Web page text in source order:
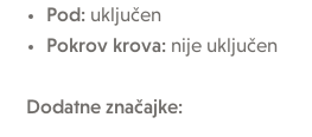
Pod: uključen
Pokrov krova: nije uključen
Dodatne značajke: